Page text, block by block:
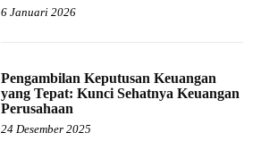
6 Januari 2026
Pengambilan Keputusan Keuangan
yang Tepat: Kunci Sehatnya Keuangan
Perusahaan
24 Desember 2025